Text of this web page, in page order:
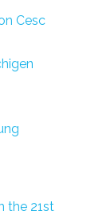
Cesc
the 21st